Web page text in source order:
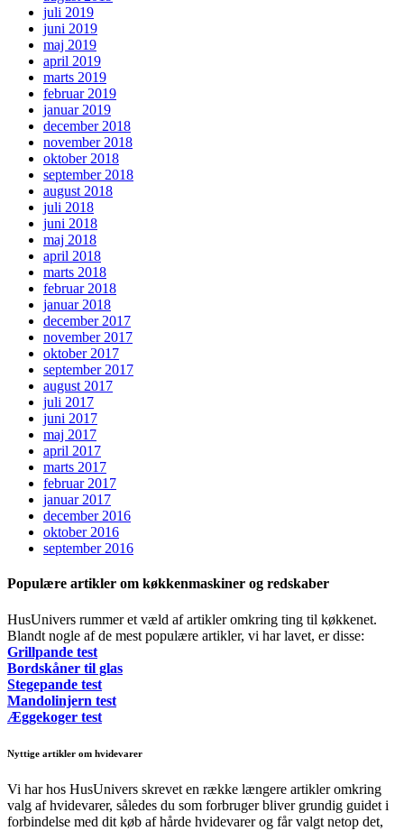
juli 2019
juni 2019
maj 2019
april 2019
marts 2019
februar 2019
januar 2019
december 2018
november 2018
oktober 2018
september 2018
august 2018
juli 2018
juni 2018
maj 2018
april 2018
marts 2018
februar 2018
januar 2018
december 2017
november 2017
oktober 2017
september 2017
august 2017
juli 2017
juni 2017
maj 2017
april 2017
marts 2017
februar 2017
januar 2017
december 2016
oktober 2016
september 2016
Populære artikler om køkkenmaskiner og redskaber
HusUnivers rummer et væld af artikler omkring ting til køkkenet.
Blandt nogle af de mest populære artikler, vi har lavet, er disse:
Grillpande test
Bordskåner til glas
Stegepande test
Mandolinjern test
Æggekoger test
Nyttige artikler om hvidevarer
Vi har hos HusUnivers skrevet en række længere artikler omkring
valg af hvidevarer, således du som forbruger bliver grundig guidet i
forbindelse med dit køb af hårde hvidevarer og får valgt netop det,